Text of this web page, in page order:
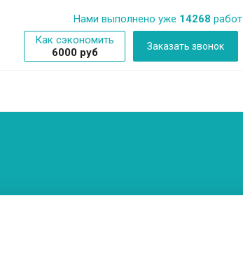
Нами выполнено уже 14268 работ
Как сэкономить
6000 руб
Заказать звонок